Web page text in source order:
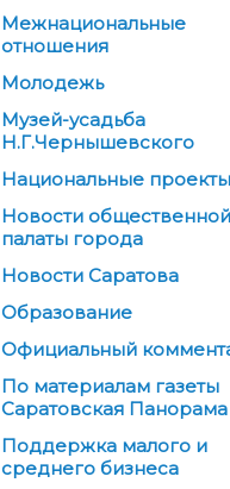
Межнациональные
отношения
Молодежь
Музей-усадьба
Н.Г.Чернышевского
Национальные проекты
Новости общественной
палаты города
Новости Саратова
Образование
Официальный
По материалам газеты
Саратовская Панорама
Поддержка малого и
среднего бизнеса